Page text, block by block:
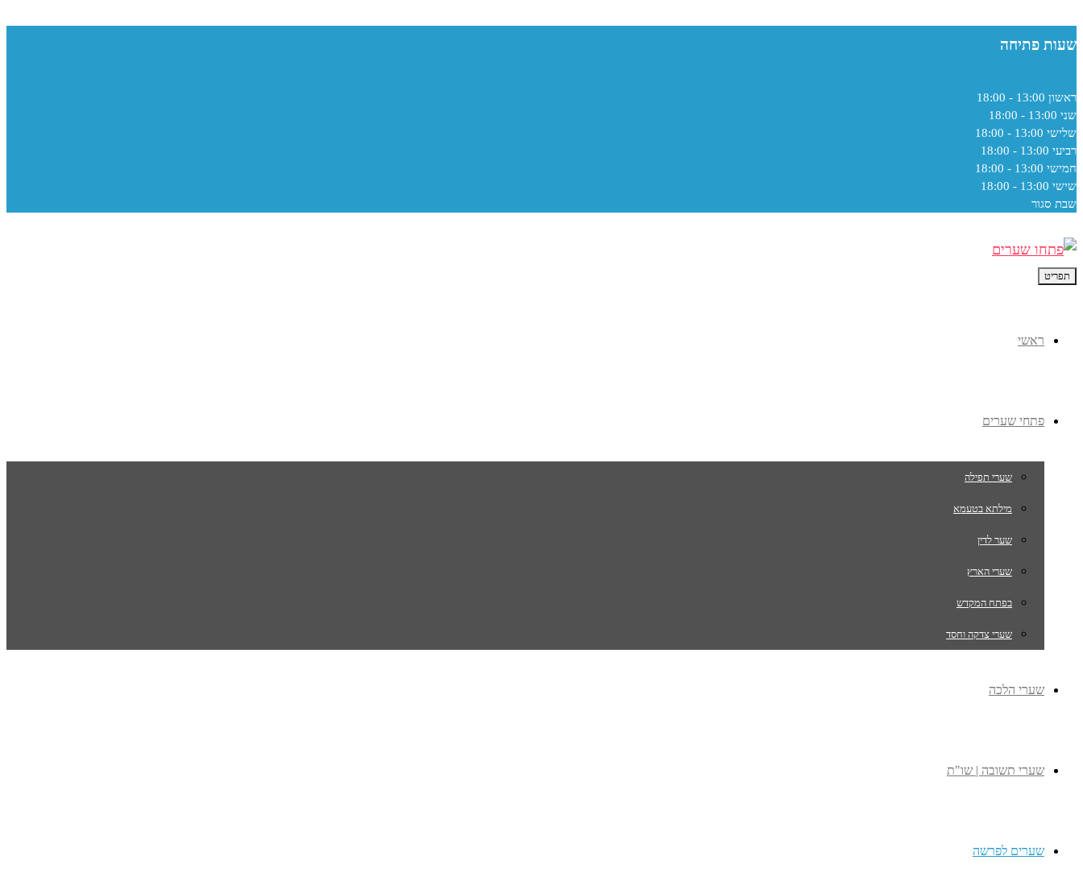
שעות פתיחה
ראשון 13:00 - 18:00
שני 13:00 - 18:00
שלישי 13:00 - 18:00
רביעי 13:00 - 18:00
חמישי 13:00 - 18:00
שישי 13:00 - 18:00
שבת סגור
תפריט
ראשי
פתחי שערים
שערי תפילה
מילתא בטעמא
שער לדין
שערי הארץ
בפתח המקדש
שערי צדקה וחסד
שערי הלכה
שערי תשובה | שו"ת
שערים לפרשה